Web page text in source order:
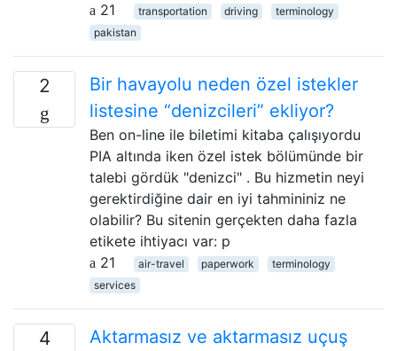
21 transportation driving
terminology
pakistan
2
Bir havayolu neden özel istekler
listesine “denizcileri” ekliyor?
Ben on-line ile biletimi kitaba çalışıyordu
PIA altında iken özel istek bölümünde bir
talebi gördük "denizci" . Bu hizmetin neyi
gerektirdiğine dair en iyi tahmininiz ne
olabilir? Bu sitenin gerçekten daha fazla
etikete ihtiyacı var: p
21
air-travel paperwork
terminology
services
4
Aktarmasız ve aktarmasız uçuş